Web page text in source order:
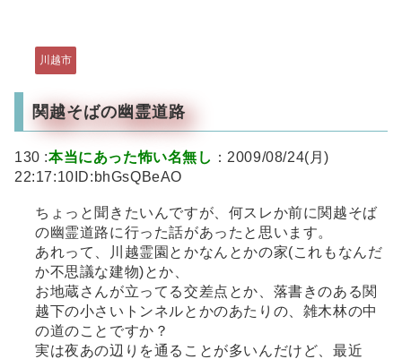
川越市
関越そばの幽霊道路
130 :本当にあった怖い名無し ：2009/08/24(月)
22:17:10ID:bhGsQBeAO
ちょっと聞きたいんですが、何スレか前に関越そば
の幽霊道路に行った話があったと思います。
あれって、川越霊園とかなんとかの家(これもなんだ
か不思議な建物)とか、
お地蔵さんが立ってる交差点とか、落書きのある関
越下の小さいトンネルとかのあたりの、雑木林の中
の道のことですか？
実は夜あの辺りを通ることが多いんだけど、最近